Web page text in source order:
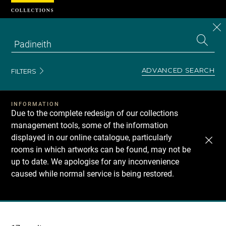
FILTERS ADVANCED SEARCH
INFORMATION
Due to the complete redesign of our collections
management tools, some of the information
displayed in our online catalogue, particularly
rooms in which artworks can be found, may not be
up to date. We apologise for any inconvenience
caused while normal service is being restored.
Recherche
Cookies management panel